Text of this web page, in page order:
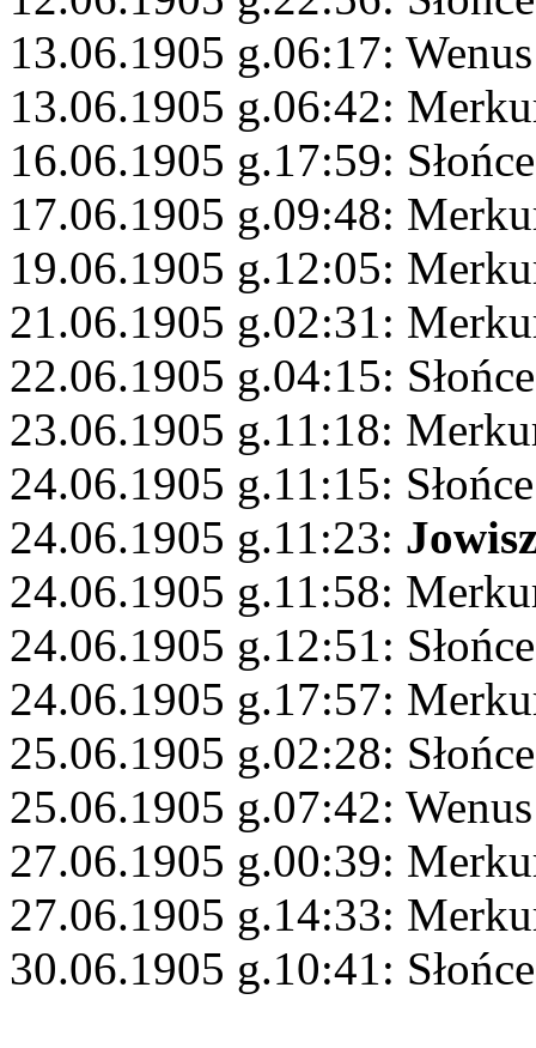
13.06.1905 g.06:17:
13.06.1905 g.06:42:
16.06.1905 g.17:59:
17.06.1905 g.09:48:
19.06.1905 g.12:05:
21.06.1905 g.02:31:
22.06.1905 g.04:15:
23.06.1905 g.11:18:
24.06.1905 g.11:15:
24.06.1905 g.11:23:
24.06.1905 g.11:58:
24.06.1905 g.12:51:
24.06.1905 g.17:57:
25.06.1905 g.02:28:
25.06.1905 g.07:42:
27.06.1905 g.00:39:
27.06.1905 g.14:33:
30.06.1905 g.10:41: